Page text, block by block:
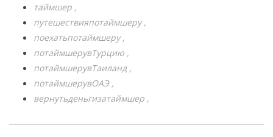
таймшер
путешествияпотаймшеру
поехатьпотаймшеру
потаймшерувТурцию
потаймшерувТаиланд
потаймшерувОАЭ
вернутьденьгизатаймшер